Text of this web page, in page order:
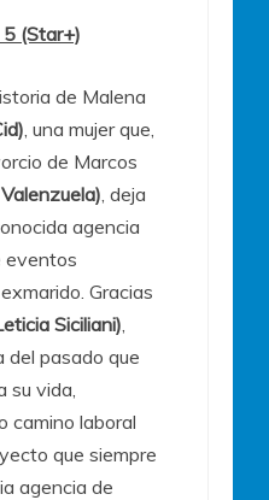
(Star+)
de Malena
, una mujer que,
de Marcos
, deja
agencia
eventos
Gracias
Siciliani),
del pasado que
su vida,
camino laboral
que siempre
agencia de